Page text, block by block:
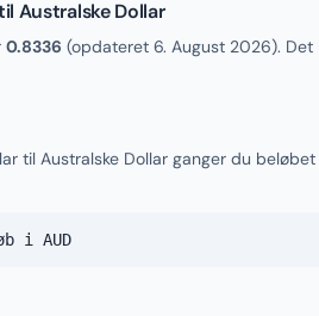
Australske Dollar
0.8336 (opdateret 6. August 2026). Det
til Australske Dollar ganger du
i AUD